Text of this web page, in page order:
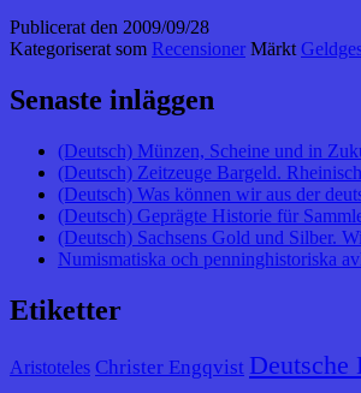
Publicerat den 2009/09/28
Kategoriserat som Recensioner Märkt
Senaste inläggen
(Deutsch) Münzen, Scheine und in
(Deutsch) Zeitzeuge Bargeld.
(Deutsch) Was können wir aus der
(Deutsch) Geprägte Historie für
(Deutsch) Sachsens Gold und Silber.
Numismatiska och penninghistoriska
Etiketter
Aristoteles Christer Engqvist Deutsche